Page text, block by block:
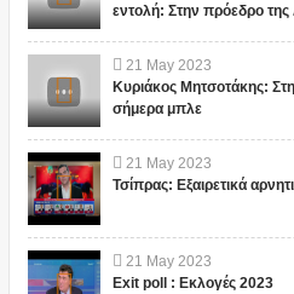
εντολή: Στην πρόεδρο
21 May 2023
Κυριάκος Μητσοτάκης:
σήμερα μπλε
21 May 2023
Τσίπρας: Εξαιρετικά
21 May 2023
Exit poll : Εκλογές 2023